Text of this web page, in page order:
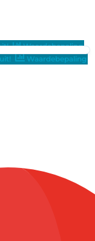
Waardebepaling
Waardebepaling